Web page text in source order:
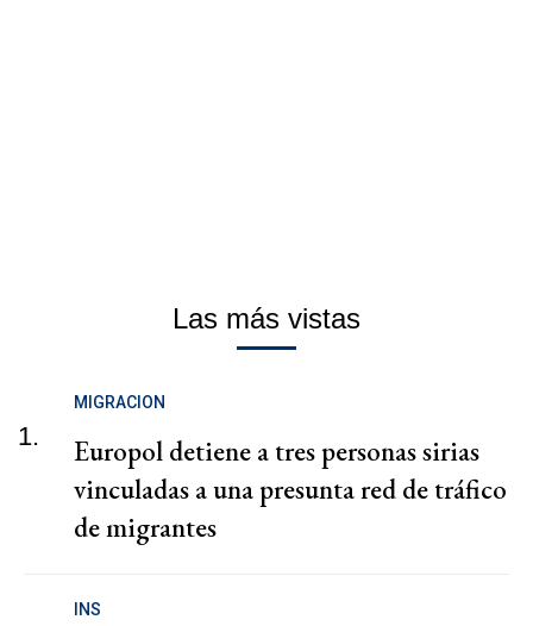
Las más vistas
1.
MIGRACION
Europol detiene a tres personas sirias
vinculadas a una presunta red de tráfico
de migrantes
INS